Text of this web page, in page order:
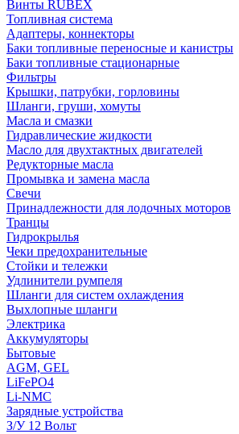
Винты RUBEX
Топливная система
Адаптеры, коннекторы
Баки топливные переносные и канистры
Баки топливные стационарные
Фильтры
Крышки, патрубки, горловины
Шланги, груши, хомуты
Масла и смазки
Гидравлические жидкости
Масло для двухтактных двигателей
Редукторные масла
Промывка и замена масла
Свечи
Принадлежности для лодочных моторов
Транцы
Гидрокрылья
Чеки предохранительные
Стойки и тележки
Удлинители румпеля
Шланги для систем охлаждения
Выхлопные шланги
Электрика
Аккумуляторы
Бытовые
AGM, GEL
LiFePO4
Li-NMC
Зарядные устройства
З/У 12 Вольт